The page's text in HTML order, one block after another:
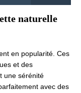
naturelle
en popularité. Ces
et des
une sérénité
avec des